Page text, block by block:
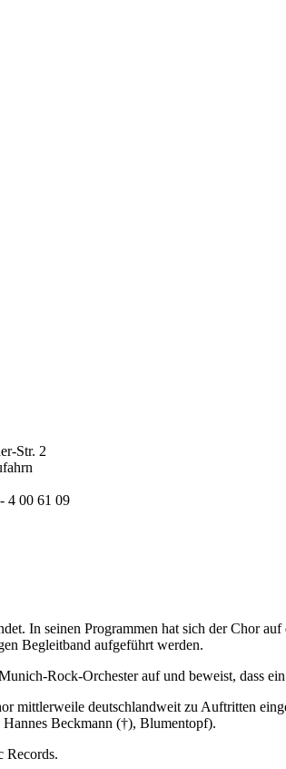
Str. 2
4 00 61 09
In seinen Programmen hat sich der Chor
Begleitband aufgeführt werden.
Rock-Orchester auf und beweist, dass
mittlerweile deutschlandweit zu Auftritten
Beckmann (†), Blumentopf).
Records.